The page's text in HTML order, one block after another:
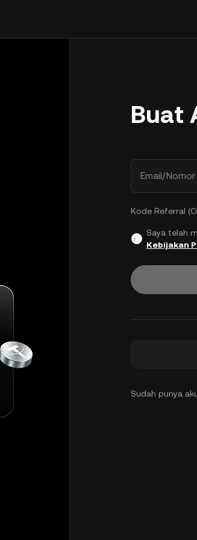
Buat
Email/
Kode Referral
Saya telah
Kebijakan
Sudah punya